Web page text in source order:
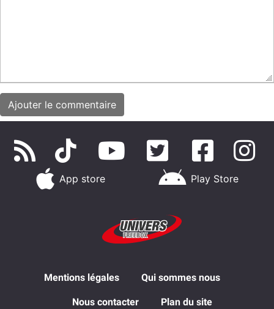
App store Play Store
Mentions légales Qui sommes nous
Nous contacter Plan du site